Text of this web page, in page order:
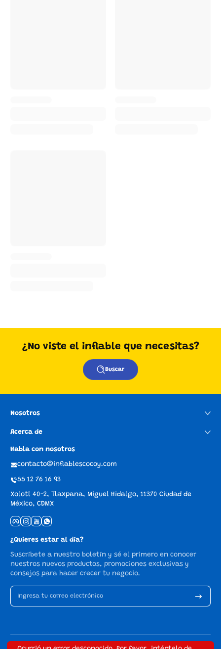
¿No viste el inflable que necesitas?
Buscar
Nosotros
Acerca de
Habla con nosotros
contacto@inflablescocoy.com
55 12 76 16 93
Xolotl 40-2, Tlaxpana, Miguel Hidalgo, 11370 Ciudad de
México, CDMX
Facebook
Instagram
YouTubewhatsApp
¿Quieres estar al día?
Suscríbete a nuestro boletín y sé el primero en conocer
nuestros nuevos productos, promociones exclusivas y
consejos para hacer crecer tu negocio.
Ingresa tu correo electrónico
© 2026,Inflables Cocoy Tecnología de Shopify